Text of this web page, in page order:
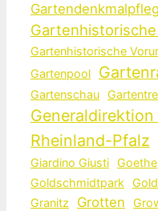
Gartenhistorische
Gartenpool
Gartenschau
Rheinland-Pfalz
Giardino Giusti Goethe
Goldschmidtpark
Granitz
Grotten